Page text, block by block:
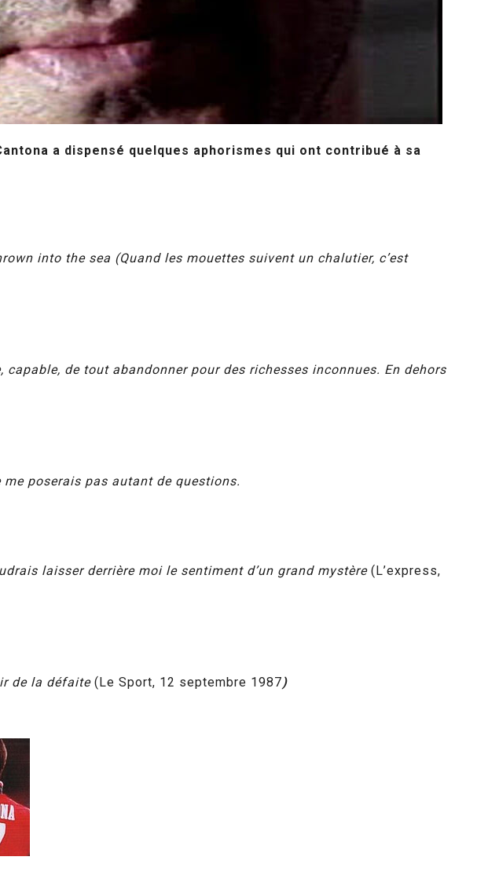
a dispensé quelques aphorismes qui ont contribué à sa
into the sea (Quand les mouettes suivent un chalutier, c’est
de tout abandonner pour des richesses inconnues. En dehors
poserais pas autant de questions.
laisser derrière moi le sentiment d’un grand mystère (L’express,
de la défaite (Le Sport, 12 septembre 1987)